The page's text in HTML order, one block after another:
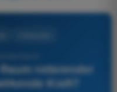
rotierender
Kraft?